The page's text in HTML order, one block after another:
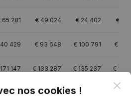
65 281 € 49 024 € 24 402 €
429 € 93 648 € 100 791 €
171 147 € 133 287 € 135 237 € 152
2,2 4
nos cookies !